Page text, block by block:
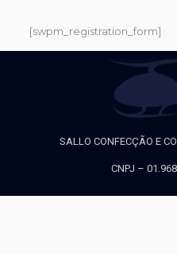
[swpm_registration_form]
SALLO CONFECÇÃO E
CNPJ –